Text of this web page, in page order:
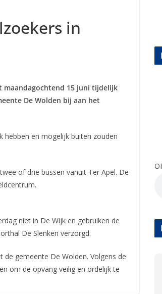
in
maandagochtend 15 juni tijdelijk
De Wolden bij aan het
hebben en mogelijk buiten zouden
of drie bussen vanuit Ter Apel. De
niet in De Wijk en gebruiken de
De Slenken verzorgd.
gemeente De Wolden. Volgens de
om de opvang veilig en ordelijk te